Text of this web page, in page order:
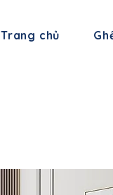
Trang chủ